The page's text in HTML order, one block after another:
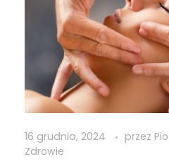
16 grudnia, 2024 przez
Zdrowie